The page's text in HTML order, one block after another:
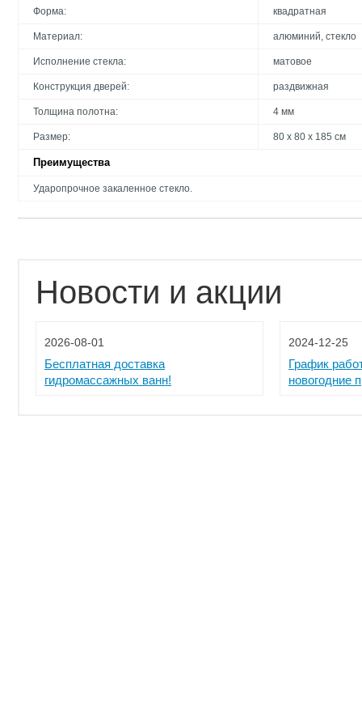
Форма: квадратная
Материал: алюминий, стекло
Исполнение стекла: матовое
Конструкция дверей: раздвижная
Толщина полотна: 4 мм
Размер: 80 х 80 х 185 см
Преимущества
Ударопрочное закаленное стекло.
Новости и акции
2026-08-01
Бесплатная доставка
гидромассажных ванн!
2024-12-25
График
новогодние